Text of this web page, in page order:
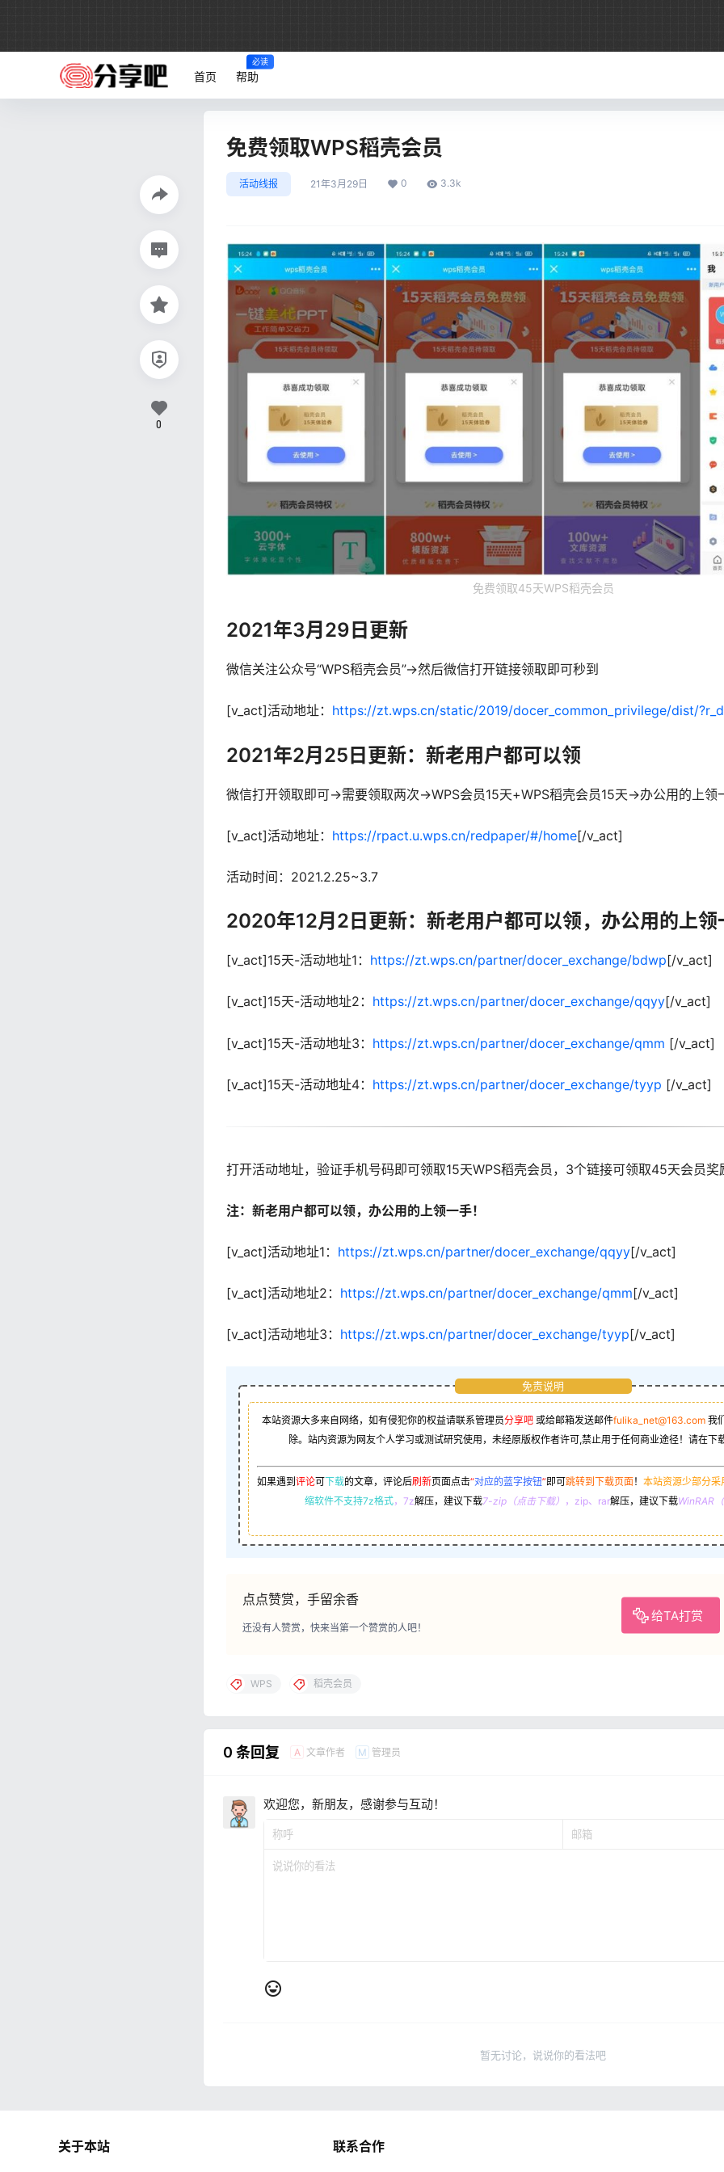
首页 帮助
必读
免费领取WPS稻壳会员
活动线报 21年3月29日 0 3.3k
免费领取45天WPS稻壳会员
2021年3月29日更新
微信关注公众号“WPS稻壳会员”->然后微信打开链接领取即可秒到
[v_act]活动地址： https://zt.wps.cn/static/2019/docer_common_privilege/dist/
2021年2月25日更新：新老用户都可以领
微信打开领取即可->需要领取两次->WPS会员15天+WPS稻壳会员15天->办公用的上领
[v_act]活动地址： https://rpact.u.wps.cn/redpaper/#/home[/v_act]
活动时间：2021.2.25~3.7
2020年12月2日更新：新老用户都可以领，办公用的上领
[v_act]15天-活动地址1： https://zt.wps.cn/partner/docer_exchange/bdwp[/v_act]
[v_act]15天-活动地址2： https://zt.wps.cn/partner/docer_exchange/qqyy[/v_act]
[v_act]15天-活动地址3： https://zt.wps.cn/partner/docer_exchange/qmm [/v_act]
[v_act]15天-活动地址4： https://zt.wps.cn/partner/docer_exchange/tyyp [/v_act]
打开活动地址，验证手机号码即可领取15天WPS稻壳会员，3个链接可领取45天会员奖
注：新老用户都可以领，办公用的上领一手！
[v_act]活动地址1： https://zt.wps.cn/partner/docer_exchange/qqyy[/v_act]
[v_act]活动地址2： https://zt.wps.cn/partner/docer_exchange/qmm[/v_act]
[v_act]活动地址3： https://zt.wps.cn/partner/docer_exchange/tyyp[/v_act]
免责说明
本站资源大多来自网络，如有侵犯你的权益请联系管理员分享吧 或给邮箱发送邮件fulika_net@163.com 我
除。站内资源为网友个人学习或测试研究使用，未经原版权作者许可,禁止用于任何商业途径！请在下
如果遇到 评论可下载的文章，评论后刷新页面点击“对应的蓝字按钮”即可跳转到下载页面！ 本站资源少部分采
缩软件不支持7z格式，7z解压，建议下载7-zip（点击下载） ，zip、rar解压，建议下载WinRAR
点点赞赏，手留余香
给TA打赏
还没有人赞赏，快来当第一个赞赏的人吧！
0
WPS 稻壳会员
0 条回复 A 文章作者 M 管理员
欢迎您，新朋友，感谢参与互动！
暂无讨论，说说你的看法吧
关于本站 联系合作